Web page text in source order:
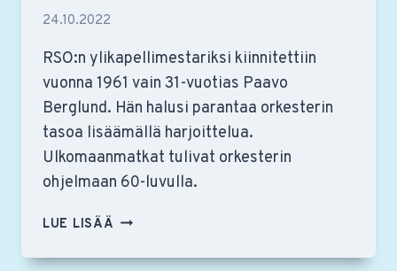
24.10.2022
RSO:n ylikapellimestariksi kiinnitettiin
vuonna 1961 vain 31-vuotias Paavo
Berglund. Hän halusi parantaa orkesterin
tasoa lisäämällä harjoittelua.
Ulkomaanmatkat tulivat orkesterin
ohjelmaan 60-luvulla.
LUE LISÄÄ RSO
VUOTTA